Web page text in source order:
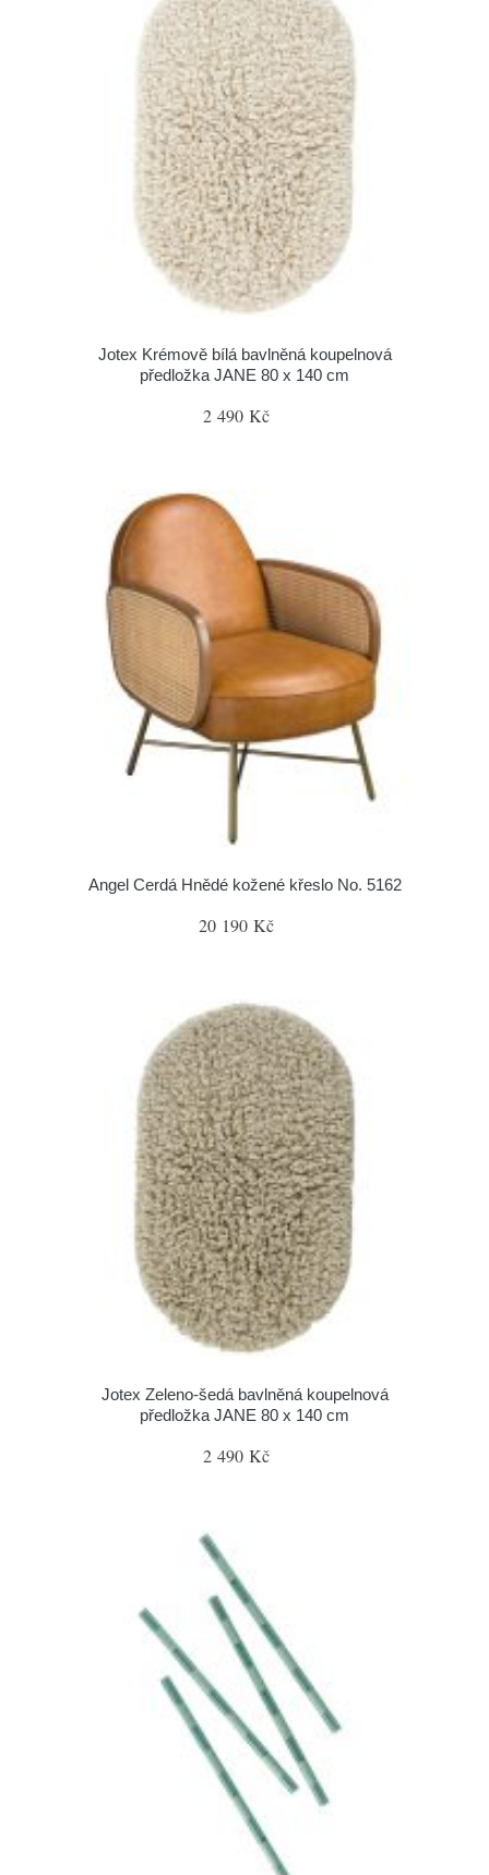
Jotex Krémově bílá bavlněná koupelnová
předložka JANE 80 x 140 cm
2 490 Kč
Angel Cerdá Hnědé kožené křeslo No. 5162
20 190 Kč
Jotex Zeleno-šedá bavlněná koupelnová
předložka JANE 80 x 140 cm
2 490 Kč